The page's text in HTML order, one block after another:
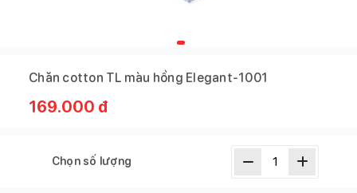
Chăn cotton TL màu hồng Elegant-1001
169.000 đ
Chọn số lượng